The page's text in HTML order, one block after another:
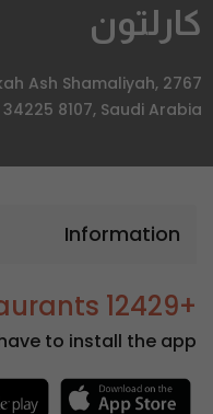
كارلتون
Ash Shamaliyah,
8107, Saudi Arabia
Information
+12429 Restaurants
to install the app.